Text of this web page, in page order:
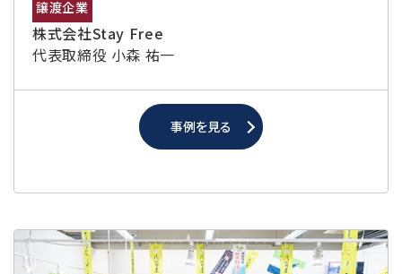
譲渡企業
株式会社Stay Free
代表取締役 小森 祐一
事例を見る